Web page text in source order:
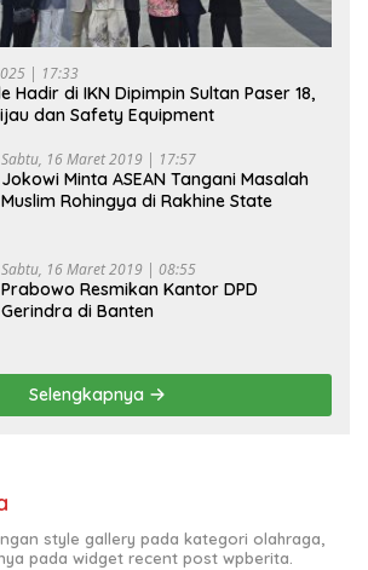
| 17:33
Hadir di IKN Dipimpin Sultan Paser 18,
dan Safety Equipment
Sabtu, 16 Maret 2019 | 17:57
Jokowi Minta ASEAN Tangani Masalah
Muslim Rohingya di Rakhine State
Sabtu, 16 Maret 2019 | 08:55
Prabowo Resmikan Kantor DPD
Gerindra di Banten
Selengkapnya
style gallery pada kategori olahraga,
pada widget recent post wpberita.